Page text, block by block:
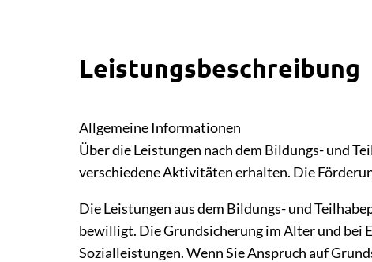
Leistungsbeschreibung
Allgemeine Informationen
Über die Leistungen nach dem Bildungs- und
verschiedene Aktivitäten erhalten. Die
Die Leistungen aus dem Bildungs- und
bewilligt. Die Grundsicherung im Alter und bei
Sozialleistungen. Wenn Sie Anspruch auf